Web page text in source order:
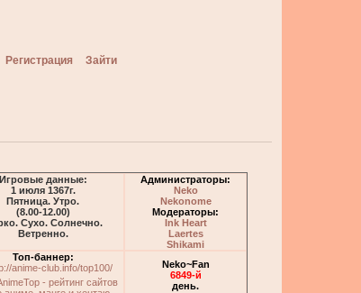
Регистрация Зайти
Игровые данные:
1 июля 1367г.
Пятница. Утро.
(8.00-12.00)
Сухо. Солнечно.
Ветренно.
Администраторы:
Neko
Nekonome
Модераторы:
Ink Heart
Laertes
Shikami
Топ-баннер:
Neko~Fan
6849-й
день.